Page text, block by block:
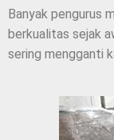
Banyak pengurus
berkualitas sejak
sering mengganti